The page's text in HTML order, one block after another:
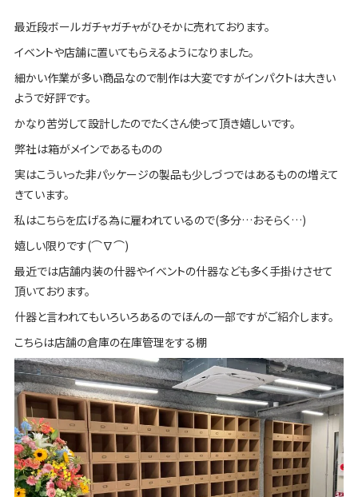
最近段ボールガチャガチャがひそかに売れております。
イベントや店舗に置いてもらえるようになりました。
細かい作業が多い商品なので制作は大変ですがインパクトは大きい
ようで好評です。
かなり苦労して設計したのでたくさん使って頂き嬉しいです。
弊社は箱がメインであるものの
実はこういった非パッケージの製品も少しづつではあるものの増えて
きています。
私はこちらを広げる為に雇われているので(多分…おそらく…)
嬉しい限りです(⌒∇⌒)
最近では店舗内装の什器やイベントの什器なども多く手掛けさせて
頂いております。
什器と言われてもいろいろあるのでほんの一部ですがご紹介します。
こちらは店舗の倉庫の在庫管理をする棚